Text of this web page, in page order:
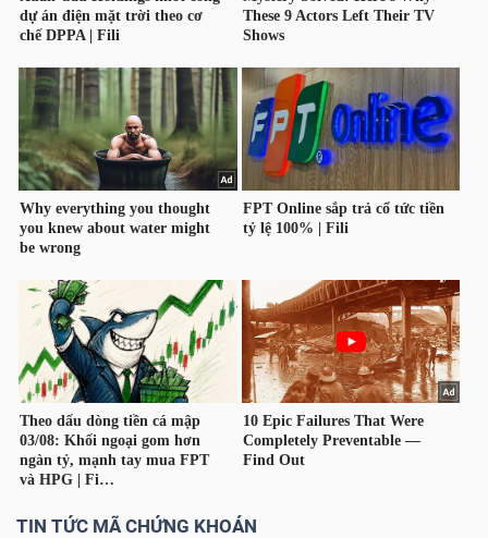
TIN TỨC MÃ CHỨNG KHOÁN
CHÍNH
CÁ
NHÂN
PHÂN
VIETSTOCKFINANCE
VĨ
MÔ